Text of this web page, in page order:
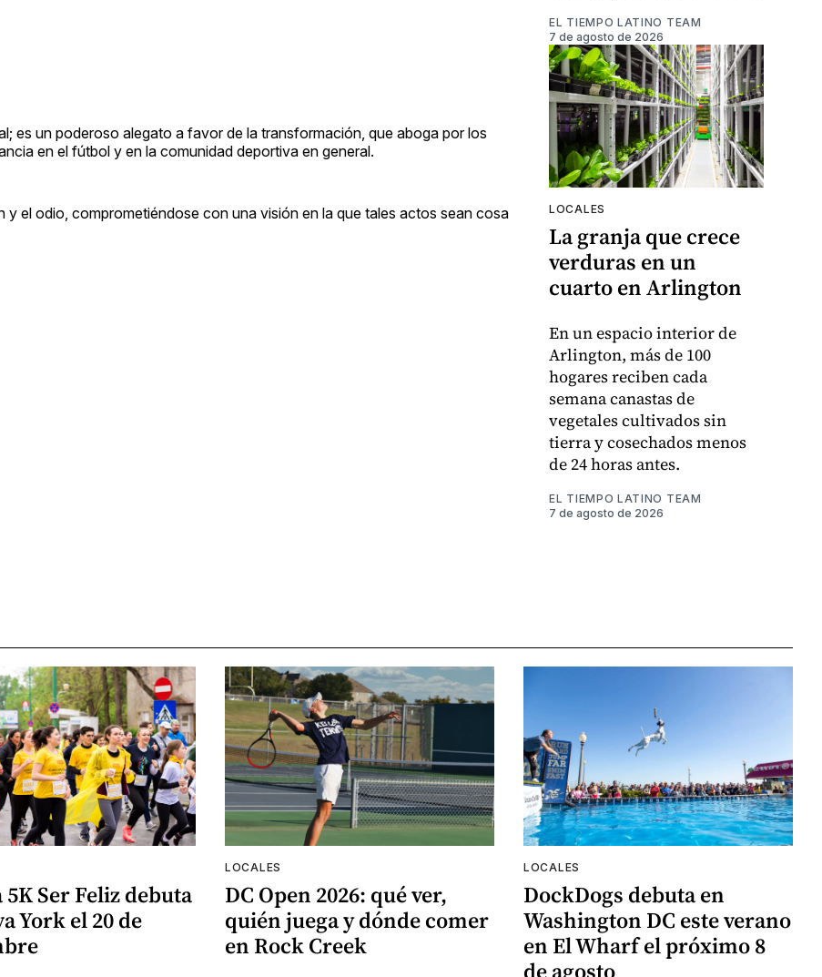
es un poderoso alegato a favor de la transformación, que aboga por los
en el fútbol y en la comunidad deportiva en general.
y el odio, comprometiéndose con una visión en la que tales actos sean cosa
EL TIEMPO LATINO TEAM
7 de agosto de 2026
LOCALES
La granja que crece
verduras en un
cuarto en Arlington
En un espacio interior de
Arlington, más de 100
hogares reciben cada
semana canastas de
vegetales cultivados sin
tierra y cosechados menos
de 24 horas antes.
EL TIEMPO LATINO TEAM
7 de agosto de 2026
Ser Feliz debuta
York el 20 de
LOCALES
DC Open 2026: qué ver,
quién juega y dónde comer
en Rock Creek
LOCALES
DockDogs debuta en
Washington DC este verano
en El Wharf el próximo 8